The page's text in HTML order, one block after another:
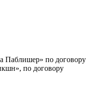
Паблишер» по договору
по договору